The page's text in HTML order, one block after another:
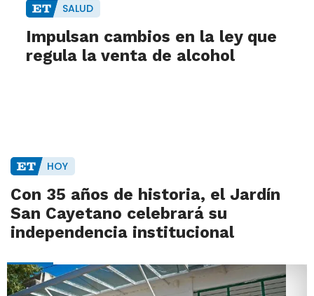
SALUD
Impulsan cambios en la ley que
regula la venta de alcohol
HOY
Con 35 años de historia, el Jardín
San Cayetano celebrará su
independencia institucional